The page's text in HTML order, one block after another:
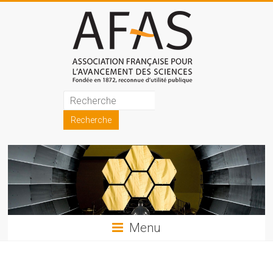
Association
française
pour
l'avancement
des
sciences
Menu